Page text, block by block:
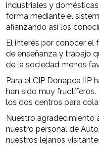
industriales y
forma mediante el
afianzando así los
El interés por conocer el
de enseñanza y trabajo
de la sociedad menos
Para el CIP Donapea
han sido muy
los dos centros para
Nuestro agradecimiento
nuestro personal de
nuestros lejanos